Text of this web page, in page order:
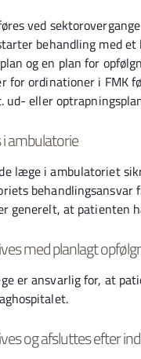
ved sektorovergange
behandling med
og en plan for
for ordinationer i FMK
ud- eller
ambulatorie
læge i ambulatoriet
generelt, at patienten
med planlagt
er ansvarlig for, at
og afsluttes efter